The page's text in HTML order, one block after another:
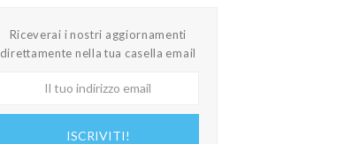
Riceverai i nostri aggiornamenti
direttamente nella tua casella email
ISCRIVITI!